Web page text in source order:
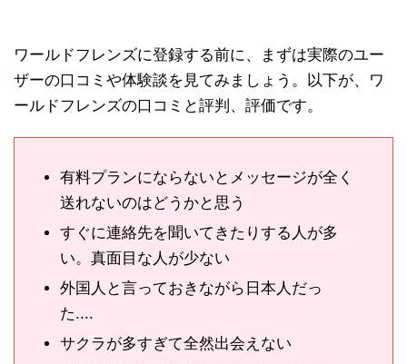
ワールドフレンズに登録する前に、まずは実際のユー
ザーの口コミや体験談を見てみましょう。以下が、ワ
ールドフレンズの口コミと評判、評価です。
有料プランにならないとメッセージが全く
送れないのはどうかと思う
すぐに連絡先を聞いてきたりする人が多
い。真面目な人が少ない
外国人と言っておきながら日本人だっ
た....
サクラが多すぎて全然出会えない